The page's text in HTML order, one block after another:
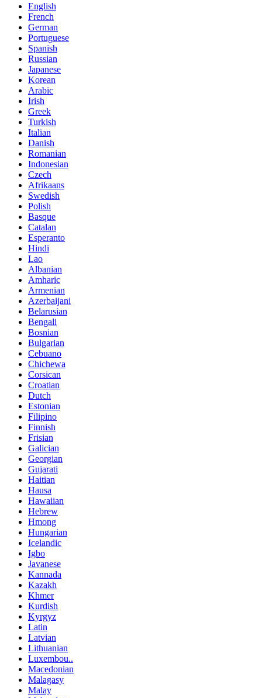
English
French
German
Portuguese
Spanish
Russian
Japanese
Korean
Arabic
Irish
Greek
Turkish
Italian
Danish
Romanian
Indonesian
Czech
Afrikaans
Swedish
Polish
Basque
Catalan
Esperanto
Hindi
Lao
Albanian
Amharic
Armenian
Azerbaijani
Belarusian
Bengali
Bosnian
Bulgarian
Cebuano
Chichewa
Corsican
Croatian
Dutch
Estonian
Filipino
Finnish
Frisian
Galician
Georgian
Gujarati
Haitian
Hausa
Hawaiian
Hebrew
Hmong
Hungarian
Icelandic
Igbo
Javanese
Kannada
Kazakh
Khmer
Kurdish
Kyrgyz
Latin
Latvian
Lithuanian
Luxembou..
Macedonian
Malagasy
Malay